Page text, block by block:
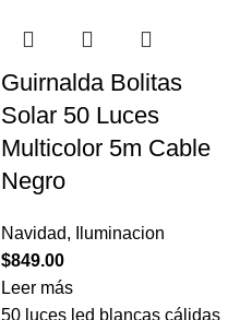
Guirnalda Bolitas
Solar 50 Luces
Multicolor 5m Cable
Negro
Navidad,
Iluminacion
$849.00
Leer más
50 luces led blancas cálidas